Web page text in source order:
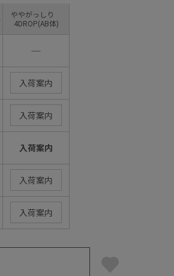
ややがっしり
4DROP(AB体)
―
入荷案内
入荷案内
入荷案内
入荷案内
入荷案内